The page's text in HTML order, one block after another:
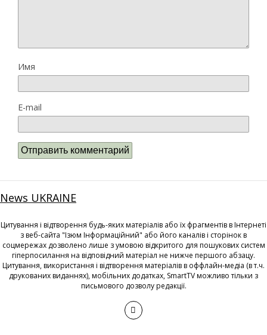
Имя
E-mail
News UKRAINE
Цитування і відтворення будь-яких матеріалів або їх фрагментів в Інтернеті
з веб-сайта "Ізюм Інформаційний" або його каналів і сторінок в
соцмережах дозволено лише з умовою відкритого для пошукових систем
гіперпосилання на відповідний матеріал не нижче першого абзацу.
Цитування, використання і відтворення матеріалів в оффлайн-медіа (в т.ч.
друкованих виданнях), мобільних додатках, SmartTV можливо тільки з
письмового дозволу редакції.